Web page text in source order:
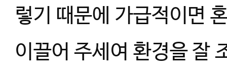
렇기 때문에 가급적이면
이끌어 주세여 환경을 잘